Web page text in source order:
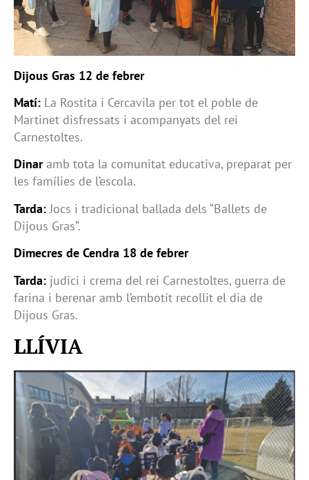
Dijous Gras 12 de febrer
Matí: La Rostita i Cercavila per tot el poble de
Martinet disfressats i acompanyats del rei
Carnestoltes.
Dinaramb tota la comunitat educativa, preparat per
les famílies de l’escola.
Tarda:Jocs i tradicional ballada dels “Ballets de
Dijous Gras”.
Dimecres de Cendra 18 de febrer
Tarda: judici i crema del rei Carnestoltes, guerra de
farina i berenar amb l’embotit recollit el dia de
Dijous Gras.
LLÍVIA